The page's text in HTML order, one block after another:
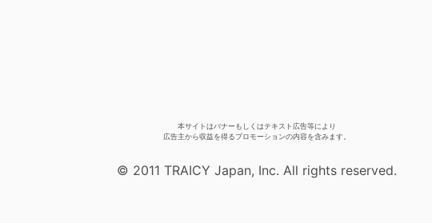
本サイトはバナーもしくはテキスト広告等により
広告主から収益を得るプロモーションの内容を含みます。
© 2011 TRAICY Japan, Inc. All rights reserved.